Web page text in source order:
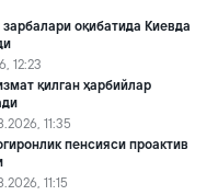
зарбалари оқибатида Киевда
12:23
қилган ҳарбийлар
11:35
пенсияси проактив
11:15